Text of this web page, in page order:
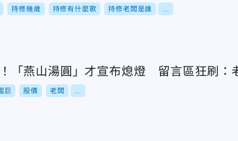
持修幾歲 持修有什麼歌 持修老闆是誰
「燕山湯圓」才宣布熄燈 留言區狂刷：
巨 股價 老闆